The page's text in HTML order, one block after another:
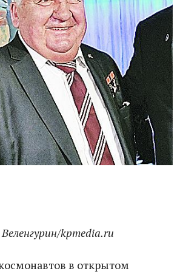
kpmedia.ru
в открытом